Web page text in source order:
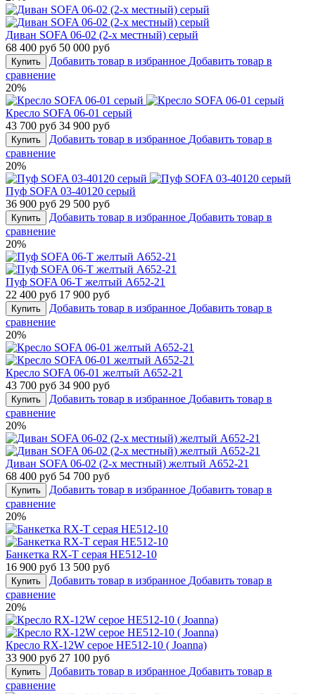
Диван SOFA 06-02 (2-х местный) серый
68 400 руб 50 000 руб
Купить Добавить товар в избранное Добавить товар в
сравнение
20%
Кресло SOFA 06-01 серый
43 700 руб 34 900 руб
Купить Добавить товар в избранное Добавить товар в
сравнение
20%
Пуф SOFA 03-40120 серый
36 900 руб 29 500 руб
Купить Добавить товар в избранное Добавить товар в
сравнение
20%
Пуф SOFA 06-T желтый A652-21
22 400 руб 17 900 руб
Купить Добавить товар в избранное Добавить товар в
сравнение
20%
Кресло SOFA 06-01 желтый A652-21
43 700 руб 34 900 руб
Купить Добавить товар в избранное Добавить товар в
сравнение
20%
Диван SOFA 06-02 (2-х местный) желтый A652-21
68 400 руб 54 700 руб
Купить Добавить товар в избранное Добавить товар в
сравнение
20%
Банкетка RX-T серая HE512-10
16 900 руб 13 500 руб
Купить Добавить товар в избранное Добавить товар в
сравнение
20%
Кресло RX-12W серое HE512-10 ( Joanna)
33 900 руб 27 100 руб
Купить Добавить товар в избранное Добавить товар в
сравнение